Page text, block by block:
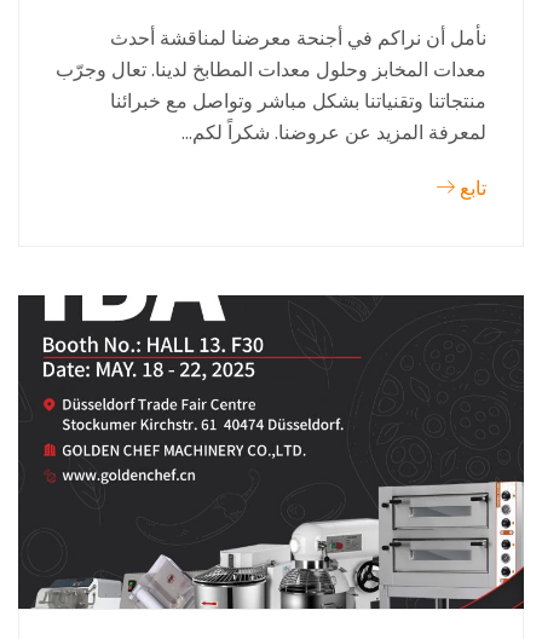
نأمل أن نراكم في أجنحة معرضنا لمناقشة أحدث
معدات المخابز وحلول معدات المطابخ لدينا. تعال وجرّب
منتجاتنا وتقنياتنا بشكل مباشر وتواصل مع خبرائنا
لمعرفة المزيد عن عروضنا. شكراً لكم...
تابع